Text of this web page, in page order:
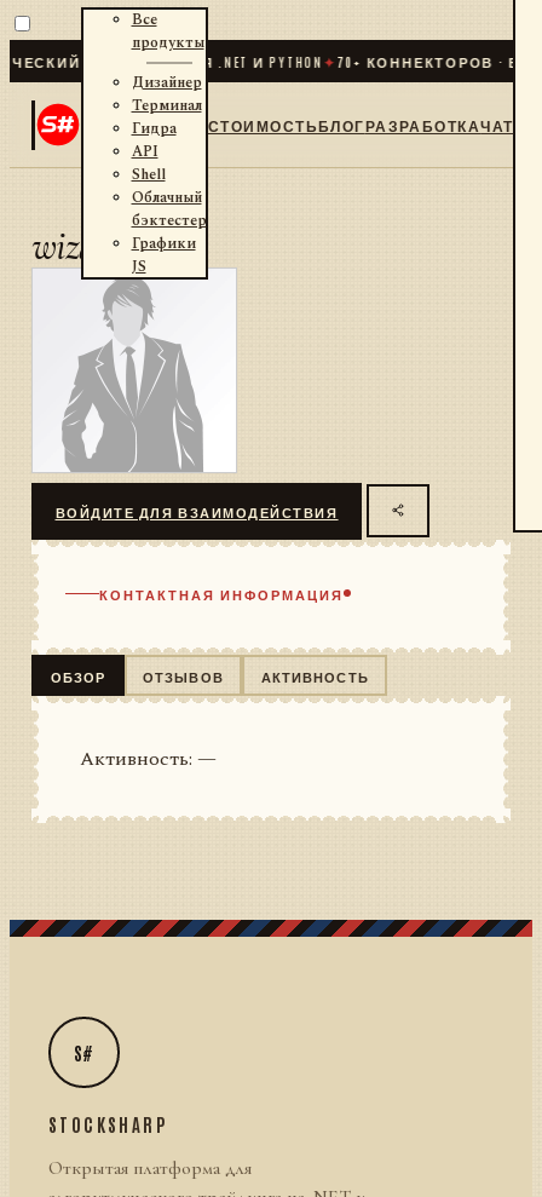
ТРЕЙДИНГ ДЛЯ .NET И PYTHON✦70+ КОННЕКТОРОВ ·
Все
продукты
Дизайнер
Терминал
Гидра
API
Shell
Облачный
бэктестер
Графики
JS
СТОИМОСТЬБЛОГРАЗРАБОТКАЧАТ
wizard
ВОЙДИТЕ ДЛЯ ВЗАИМОДЕЙСТВИЯ
КОНТАКТНАЯ ИНФОРМАЦИЯ
ОБЗОР ОТЗЫВОВ АКТИВНОСТЬ
Активность: —
S#
STOCKSHARP
Открытая платформа для